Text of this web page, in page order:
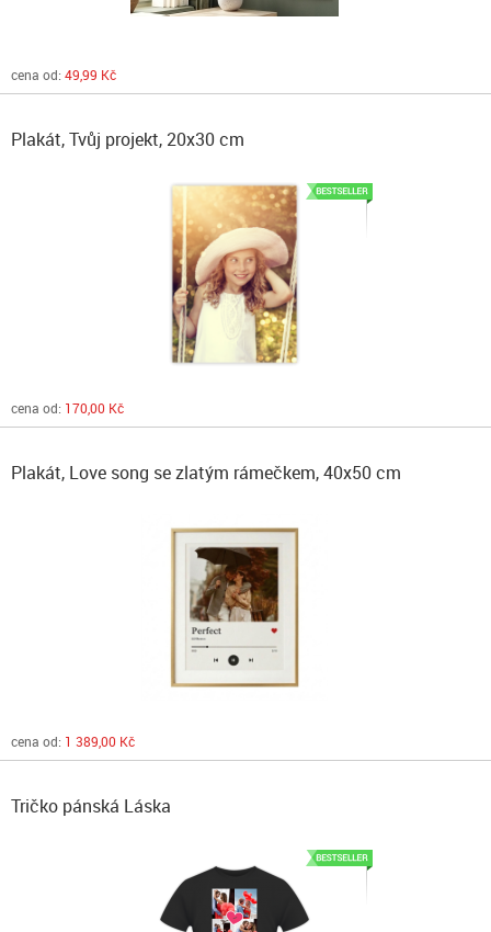
cena od: 49,99 Kč
Plakát, Tvůj projekt, 20x30 cm
cena od: 170,00 Kč
Plakát, Love song se zlatým rámečkem, 40x50 cm
cena od: 1 389,00 Kč
Tričko pánská Láska